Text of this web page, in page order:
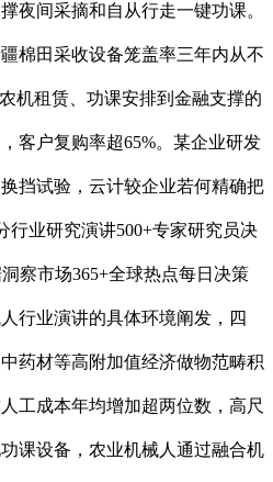
夜间采摘和自从行走一键功课。
棉田采收设备笼盖率三年内从不
机租赁、功课安排到金融支撑的
客户复购率超65%。某企业研发
挡试验，云计较企业若何精确把
行业研究演讲500+专家研究员决
察市场365+全球热点每日决策
行业演讲的具体环境阐发，四
药材等高附加值经济做物范畴积
工成本年均增加超两位数，高尺
课设备，农业机械人通过融合机